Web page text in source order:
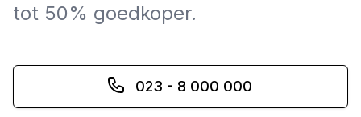
tot 50% goedkoper.
023 - 8 000 000